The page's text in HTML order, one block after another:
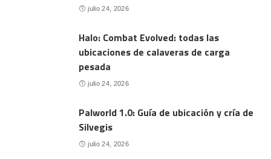
julio 24, 2026
Halo: Combat Evolved: todas las
ubicaciones de calaveras de carga
pesada
julio 24, 2026
Palworld 1.0: Guía de ubicación y cría de
Silvegis
julio 24, 2026